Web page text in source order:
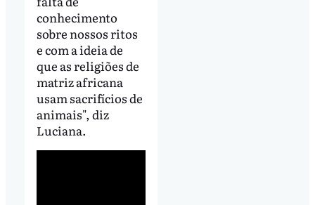
conhecimento
sobre nossos ritos
e com a ideia de
que as religiões de
matriz africana
usam sacrifícios de
animais", diz
Luciana.